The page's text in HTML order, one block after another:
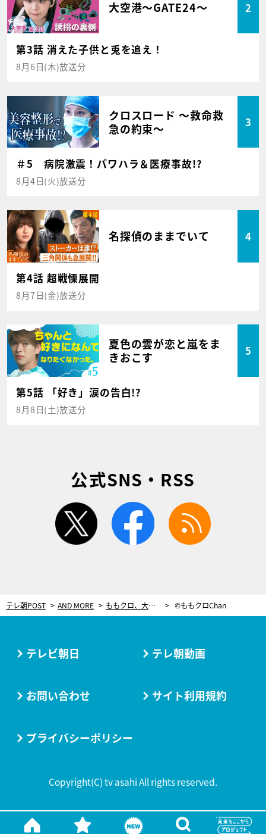
大空港～GATE24～ 2
第3話 消えた子供と兎を追え！
8月6日(木)放送分
クロスロード ～救命救
急の約束～
3
＃5 病院激震！パワハラ＆医療事故!?
8月4日(火)放送分
名探偵のままでいて 4
第4話 超戦慄展開
8月7日(金)放送分
夏色の雲が恋と嵐をま
きおこす
5
第5話 「好き」涙の告白!?
8月8日(土)放送分
公式SNS・RSS
twitter facebook
テレ朝POST AND MORE ももクロ、大パニック！引退した凶悪レスラー・飯塚高史が撮影中に乱入し、スタジオ騒然 ©ももクロChan
テレビ朝日 テレ朝動画
お問い合わせ サイト利用規約
プライバシーポリシー
Copyright(C) tv asahi All rights reserved.